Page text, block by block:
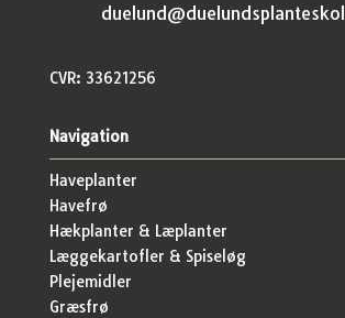
CVR: 33621256
Navigation
Haveplanter
Havefrø
Hækplanter & Læplanter
Læggekartofler & Spiseløg
Plejemidler
Græsfrø